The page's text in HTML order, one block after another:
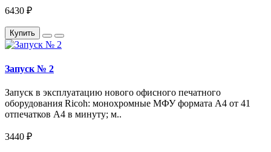
6430 ₽
Купить
Запуск № 2
Запуск в эксплуатацию нового офисного печатного
оборудования Ricoh: монохромные МФУ формата А4 от 41
отпечатков A4 в минуту; м..
3440 ₽